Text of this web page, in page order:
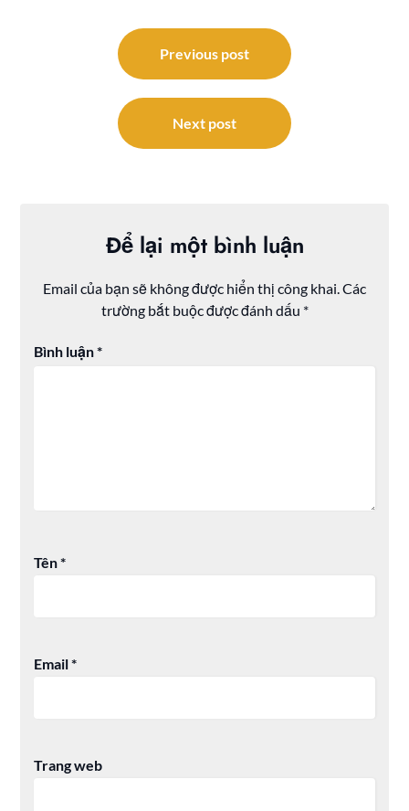
Previous post
Next post
Để lại một bình luận
Email của bạn sẽ không được hiển thị công khai. Các
trường bắt buộc được đánh dấu *
Bình luận*
Tên*
Email*
Trang web